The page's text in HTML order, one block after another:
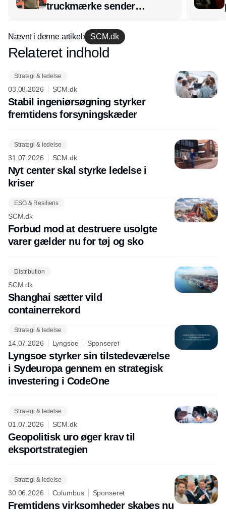
truckmærke sender
lagerchef stafetten videre
hos INOX
Nævnt i denne artikel: SCM.dk
Annonce
Relateret indhold
Strategi & ledelse
03.08.2026 SCM.dk
Stabil ingeniørsøgning styrker
fremtidens forsyningskæder
Strategi & ledelse
31.07.2026 SCM.dk
Nyt center skal styrke ledelse i
kriser
ESG & Resiliens
SCM.dk
Forbud mod at destruere usolgte
varer gælder nu for tøj og sko
Distribution
SCM.dk
Shanghai sætter vild
containerrekord
Strategi & ledelse
14.07.2026 Lyngsoe Sponseret
Lyngsoe styrker sin tilstedeværelse
i Sydeuropa gennem en strategisk
investering i CodeOne
Strategi & ledelse
01.07.2026 SCM.dk
Geopolitisk uro øger krav til
eksportstrategien
Strategi & ledelse
30.06.2026 Columbus Sponseret
Fremtidens virksomheder skabes nu